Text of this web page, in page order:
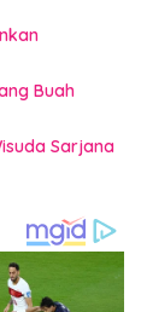
Buah
Sarjana